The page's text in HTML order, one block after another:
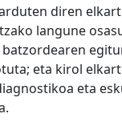
diren
langune
eta kirol
eta